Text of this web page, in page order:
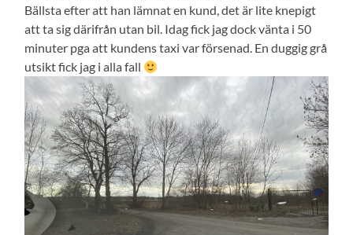
Bällsta efter att han lämnat en kund, det är lite knepigt
att ta sig därifrån utan bil. Idag fick jag dock vänta i 50
minuter pga att kundens taxi var försenad. En duggig grå
utsikt fick jag i alla fall